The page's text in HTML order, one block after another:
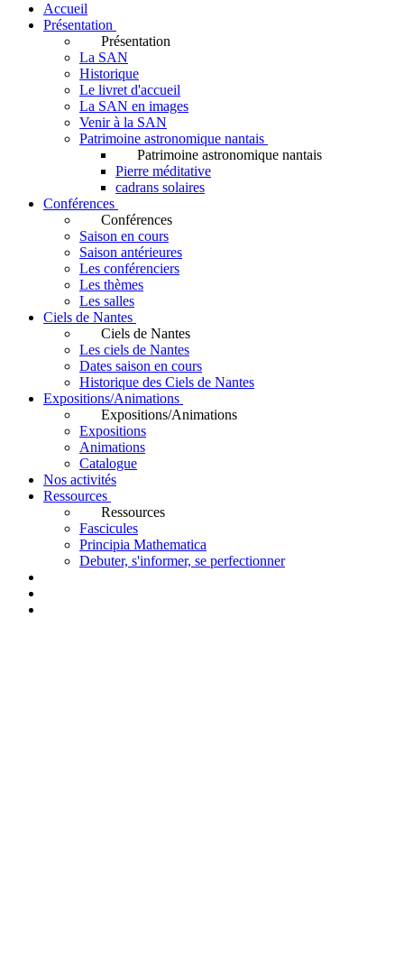
Accueil
Présentation
Présentation
La SAN
Historique
Le livret d'accueil
La SAN en images
Venir à la SAN
Patrimoine astronomique nantais
Patrimoine astronomique nantais
Pierre méditative
cadrans solaires
Conférences
Conférences
Saison en cours
Saison antérieures
Les conférenciers
Les thèmes
Les salles
Ciels de Nantes
Ciels de Nantes
Les ciels de Nantes
Dates saison en cours
Historique des Ciels de Nantes
Expositions/Animations
Expositions/Animations
Expositions
Animations
Catalogue
Nos activités
Ressources
Ressources
Fascicules
Principia Mathematica
Debuter, s'informer, se perfectionner